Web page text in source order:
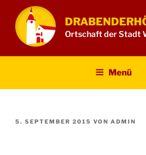
Inhalt
springen
Ortschaft der Stadt
Menü
VERÖFFENTLICHT
5. SEPTEMBER 2015 VON ADMIN